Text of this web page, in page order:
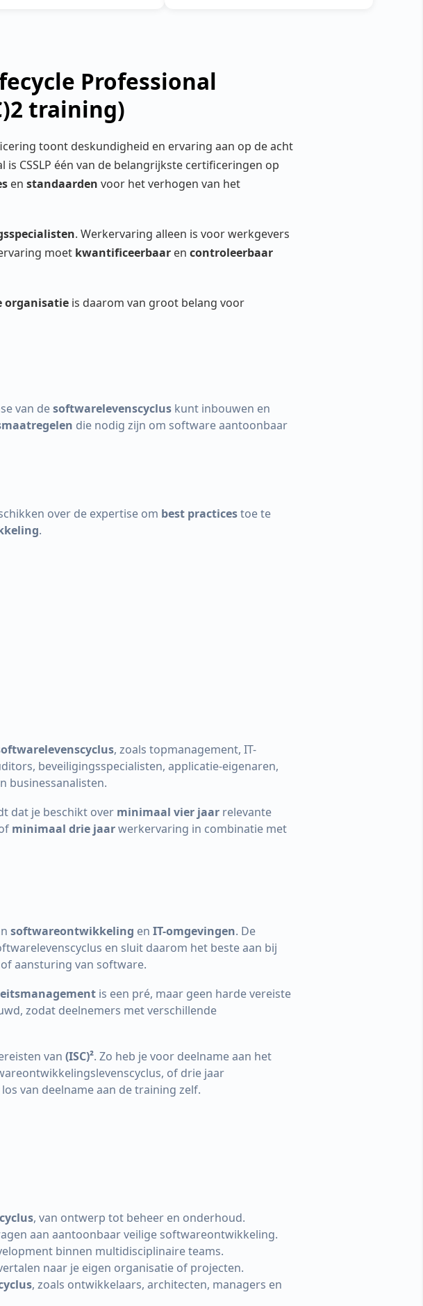
Professional
training)
toont deskundigheid en ervaring aan op de acht
is CSSLP één van de belangrijkste certificeringen op
en standaarden voor het verhogen van het
. Werkervaring alleen is voor werkgevers
moet kwantificeerbaar en controleerbaar
organisatie is daarom van groot belang voor
van desoftwarelevenscyclus kunt inbouwen en
die nodig zijn om software aantoonbaar
over de expertise om best practicestoe te
.
, zoals topmanagement, IT-
beveiligingsspecialisten, applicatie-eigenaren,
businessanalisten.
dat je beschikt over minimaal vier jaar relevante
minimaal drie jaarwerkervaring in combinatie met
softwareontwikkeling en IT-omgevingen. De
en sluit daarom het beste aan bij
aansturing van software.
is een pré, maar geen harde vereiste
zodat deelnemers met verschillende
van (ISC)². Zo heb je voor deelname aan het
of drie jaar
van deelname aan de training zelf.
, van ontwerp tot beheer en onderhoud.
aan aantoonbaar veilige softwareontwikkeling.
binnen multidisciplinaire teams.
naar je eigen organisatie of projecten.
, zoals ontwikkelaars, architecten, managers en